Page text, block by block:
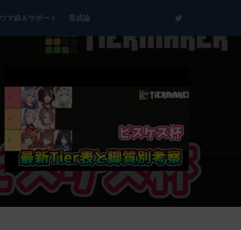
ウマ娘＆サポート 育成論